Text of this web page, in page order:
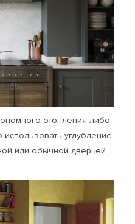
отопления либо
углубление
или обычной дверцей.